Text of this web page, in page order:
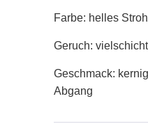
Farbe: helles
Geruch:
Geschmack:
Abgang